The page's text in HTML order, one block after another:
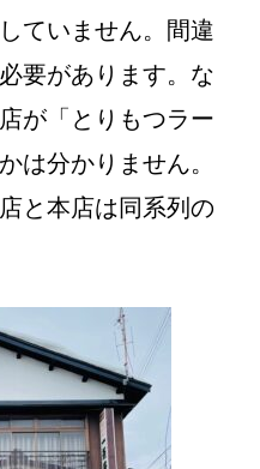
ていません。間違
要があります。な
が「とりもつラー
は分かりません。
と本店は同系列の